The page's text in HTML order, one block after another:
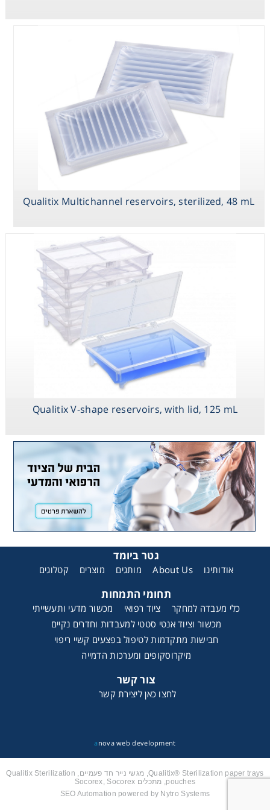
Qualitix Multichannel reservoirs, sterilized, 48 mL
Qualitix V-shape reservoirs, with lid, 125 mL
גטר ביומד
אודותינו About Us מותגים מוצרים קטלוגים
תחומי התמחות
כלי מעבדה למחקר ציוד רפואי
מכשור מדעי ותעשייתי
מכשור וציוד אנטי סטטי למעבדות וחדרים נקיים
חבישות מתקדמות לטיפול בפצעים קשיי ריפוי
מיקרוסקופים ומערכות הדמייה
צור קשר
לחצו כאן ליצירת קשר
a nova web development
Qualitix® Sterilization paper trays, מגשי נייר חד פעמיים, Qualitix Sterilization
pouches, מתכלים Socorex, Socorex
SEO Automation powered by Nytro Systems